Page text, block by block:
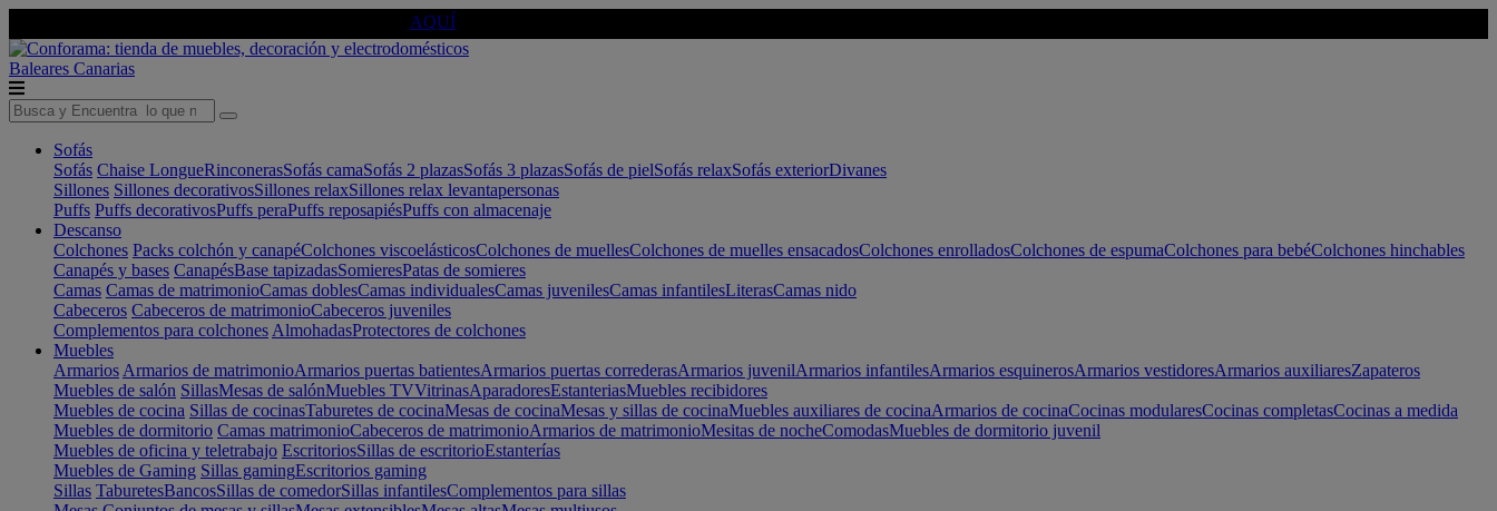
AQUÍ
Baleares Canarias
Sofás
Sofás Chaise LongueRinconerasSofás camaSofás 2 plazasSofás 3 plazasSofás de pielSofás relaxSofás exteriorDivanes
Sillones Sillones decorativosSillones relaxSillones relax levantapersonas
Puffs Puffs decorativosPuffs peraPuffs reposapiésPuffs con almacenaje
Descanso
Colchones Packs colchón y canapéColchones viscoelásticosColchones de muellesColchones de muelles ensacadosColchones enrolladosColchones de espumaColchones para bebéColchones hinchables
Canapés y bases CanapésBase tapizadasSomieresPatas de somieres
Camas Camas de matrimonioCamas doblesCamas individualesCamas juvenilesCamas infantilesLiterasCamas nido
Cabeceros Cabeceros de matrimonioCabeceros juveniles
Complementos para colchones AlmohadasProtectores de colchones
Muebles
Armarios Armarios de matrimonioArmarios puertas batientesArmarios puertas correderasArmarios juvenilArmarios infantilesArmarios esquinerosArmarios vestidoresArmarios auxiliaresZapateros
Muebles de salón SillasMesas de salónMuebles TVVitrinasAparadoresEstanteriasMuebles recibidores
Muebles de cocina Sillas de cocinasTaburetes de cocinaMesas de cocinaMesas y sillas de cocinaMuebles auxiliares de cocinaArmarios de cocinaCocinas modularesCocinas completasCocinas a medida
Muebles de dormitorio Camas matrimonioCabeceros de matrimonioArmarios de matrimonioMesitas de nocheComodasMuebles de dormitorio juvenil
Muebles de oficina y teletrabajo EscritoriosSillas de escritorioEstanterías
Muebles de Gaming Sillas gamingEscritorios gaming
Sillas TaburetesBancosSillas de comedorSillas infantilesComplementos para sillas